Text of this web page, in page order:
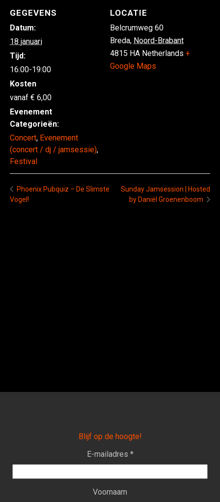
GEGEVENS
Datum:
18 januari
Tijd:
16:00-19:00
Kosten
6,00
Evenement
Categorieën:
Concert, Evenement
(concert / dj / jamsessie),
Festival
LOCATIE
Belcrumweg 60
Breda, Noord-Brabant
4815 HA Netherlands +
Google Maps
Phoenix Pubquiz – De Slimste
Vogel!
Sunday Jamsession | Hosted
by Daniël Groenenboom
Blijf op de hoogte!
E-mailadres *
Voornaam